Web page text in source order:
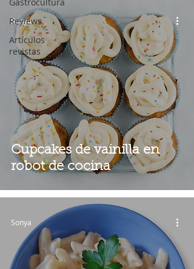
Reviews
Artículos
revistas
Cupcakes de vainilla en
robot de cocina
Sonya
Sonya